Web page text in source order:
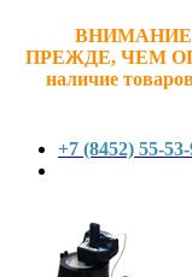
ВНИМАНИЕ!
ПРЕЖДЕ, ЧЕМ
наличие
+7 (8452) 55-